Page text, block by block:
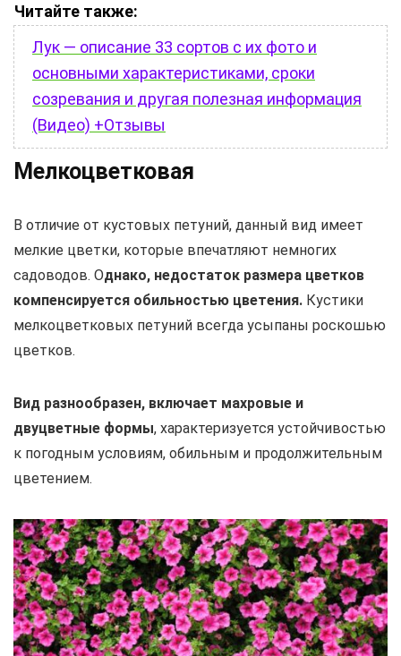
Читайте также:
Лук — описание 33 сортов с их фото и
основными характеристиками, сроки
созревания и другая полезная информация
(Видео) +Отзывы
Мелкоцветковая
В отличие от кустовых петуний, данный вид имеет
мелкие цветки, которые впечатляют немногих
садоводов. Однако, недостаток размера цветков
компенсируется обильностью цветения. Кустики
мелкоцветковых петуний всегда усыпаны роскошью
цветков.
Вид разнообразен, включает махровые и
двуцветные формы, характеризуется устойчивостью
к погодным условиям, обильным и продолжительным
цветением.